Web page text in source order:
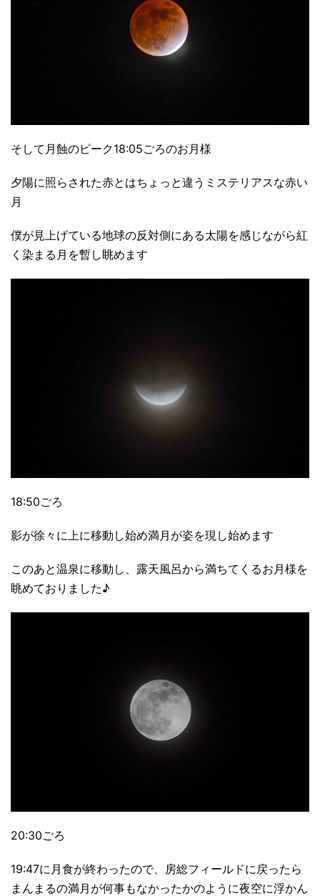
そして月蝕のピーク18:05ごろのお月様
夕陽に照らされた赤とはちょっと違うミステリアスな赤い
月
僕が見上げている地球の反対側にある太陽を感じながら紅
く染まる月を暫し眺めます
18:50ごろ
影が徐々に上に移動し始め満月が姿を現し始めます
このあと温泉に移動し、露天風呂から満ちてくるお月様を
眺めておりました♪
20:30ごろ
19:47に月食が終わったので、房総フィールドに戻ったら
まんまるの満月が何事もなかったかのように夜空に浮かん